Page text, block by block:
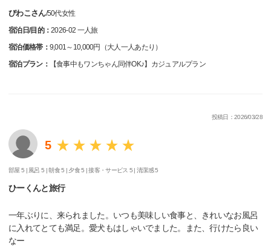
びわこさん/50代女性
宿泊日/目的：2026-02 一人旅
宿泊価格帯： 9,001～10,000円（大人一人あたり）
宿泊プラン：
【食事中もワンちゃん同伴OK♪】カジュアルプラン
投稿日：2026/03/28
5
部屋 5 | 風呂 5 |朝食 5 | 夕食 5 |接客・サービス 5 |清潔感 5
ひーくんと旅行
一年ぶりに、来られました。いつも美味しい食事と、きれいなお風呂
に入れてとても満足。愛犬もはしゃいでました。また、行けたら良い
なー